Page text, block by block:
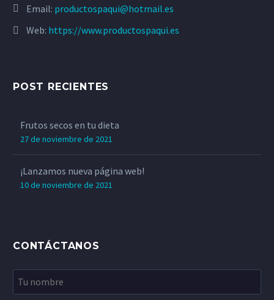
Siempre que ha venido algún amigo
a visitarme y ha probado las patatas
Paqui se ha sorprendido por su buen
sabor, nunca falla, a todos les
Email: productospaqui@hotmail.es
Web: https://www.productospaqui.es
POST RECIENTES
Frutos secos en tu dieta
27 de noviembre de 2021
¡Lanzamos nueva página web!
10 de noviembre de 2021
CONTÁCTANOS